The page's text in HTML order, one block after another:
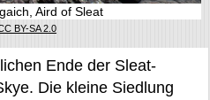
Aird of Sleat
BY-SA 2.0
Ende der Sleat-
Die kleine Siedlung